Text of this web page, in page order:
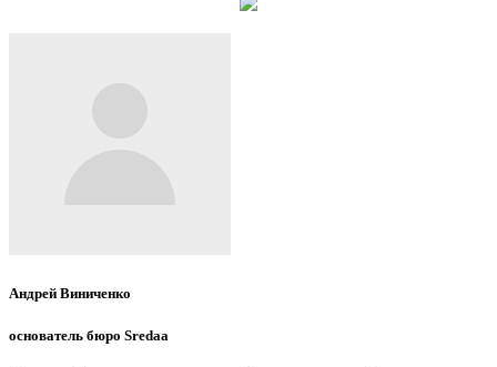
Андрей Виниченко
основатель бюро Sredaa